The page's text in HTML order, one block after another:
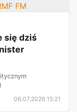
się dziś
06.07.2026 15:21